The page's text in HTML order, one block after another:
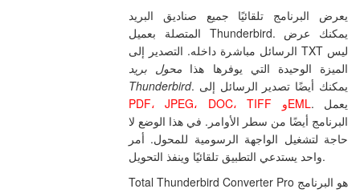
يعرض البرنامج تلقائيًا جميع صناديق البريد
المتصلة بعميل Thunderbird. يمكنك عرض
الرسائل مباشرة داخله. التصدير إلى TXT ليس
الميزة الوحيدة التي يوفرها هذا محول بريد
Thunderbird . يمكنك أيضًا تصدير الرسائل إلى
PDF، JPEG، DOC، TIFF وEML. يعمل
البرنامج أيضًا من سطر الأوامر. في هذا الوضع لا
حاجة لتشغيل الواجهة الرسومية للمحول. أمر
واحد يستدعي التطبيق تلقائيًا وينفذ التحويل.
Total Thunderbird Converter Pro هو البرنامج